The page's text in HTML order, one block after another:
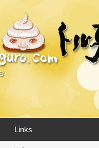
Links